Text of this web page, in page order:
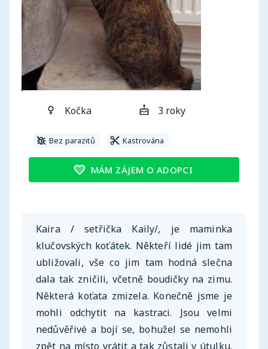
Kočka 3 roky
Bez parazitů Kastrována
MÁM ZÁJEM O ADOPCI
Kaira / setřička Kaily/, je maminka
klučovských koťátek. Někteří lidé jim tam
ubližovali, vše co jim tam hodná slečna
dala tak zničili, včetně boudičky na zimu.
Některá koťata zmizela. Konečně jsme je
mohli odchytit na kastraci. Jsou velmi
nedůvěřivé a bojí se, bohužel se nemohli
zpět na místo vrátit a tak zůstali v útulku.